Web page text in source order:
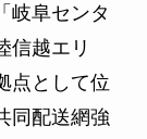
岐阜センタ
信越エリ
点として位
同配送網強